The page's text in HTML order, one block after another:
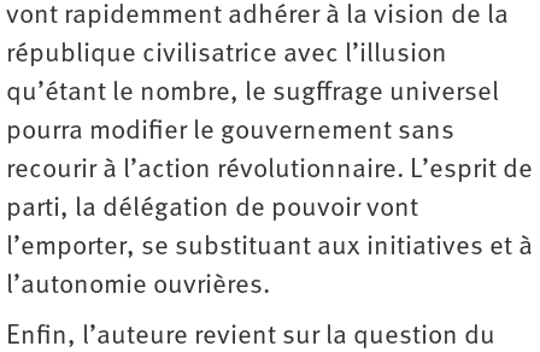
vont rapidemment adhérer à la vision de la
république civilisatrice avec l’illusion
qu’étant le nombre, le sugffrage universel
pourra modifier le gouvernement sans
recourir à l’action révolutionnaire. L’esprit de
parti, la délégation de pouvoir vont
l’emporter, se substituant aux initiatives et à
l’autonomie ouvrières.
Enfin, l’auteure revient sur la question du